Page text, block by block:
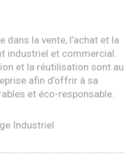
la vente, l’achat et la
industriel et commercial.
et la réutilisation sont au
afin d’offrir à sa
et éco-responsable.